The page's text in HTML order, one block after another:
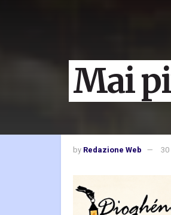
Mai
by Redazione Web